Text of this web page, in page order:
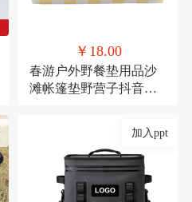
￥18.00
春游户外野餐垫用品沙
滩帐篷垫野营子抖音网
加入ppt